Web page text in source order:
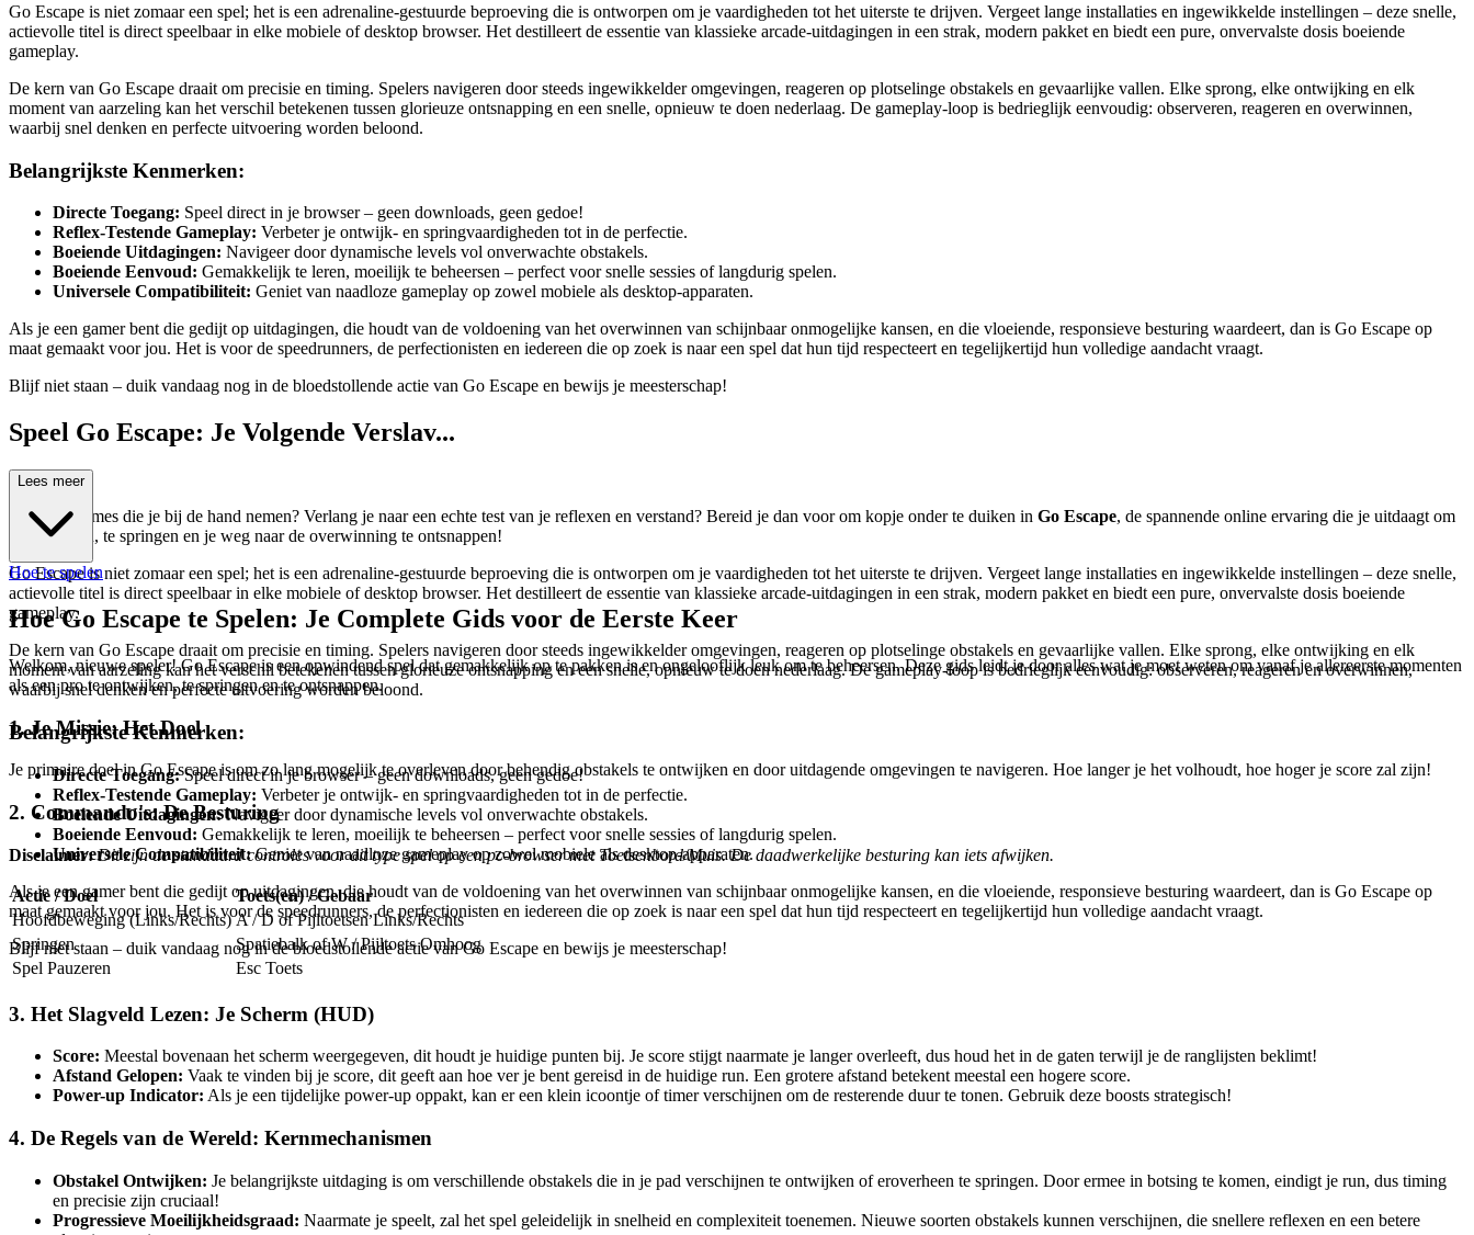
Go Escape is niet zomaar een spel; het is een adrenaline-gestuurde beproeving die is ontworpen om je vaardigheden tot het uiterste te drijven. Vergeet lange installaties en ingewikkelde instellingen – deze snelle,
actievolle titel is direct speelbaar in elke mobiele of desktop browser. Het destilleert de essentie van klassieke arcade-uitdagingen in een strak, modern pakket en biedt een pure, onvervalste dosis boeiende
gameplay.
De kern van Go Escape draait om precisie en timing. Spelers navigeren door steeds ingewikkelder omgevingen, reageren op plotselinge obstakels en gevaarlijke vallen. Elke sprong, elke ontwijking en elk
moment van aarzeling kan het verschil betekenen tussen glorieuze ontsnapping en een snelle, opnieuw te doen nederlaag. De gameplay-loop is bedrieglijk eenvoudig: observeren, reageren en overwinnen,
waarbij snel denken en perfecte uitvoering worden beloond.
Belangrijkste Kenmerken:
Directe Toegang: Speel direct in je browser – geen downloads, geen gedoe!
Reflex-Testende Gameplay: Verbeter je ontwijk- en springvaardigheden tot in de perfectie.
Boeiende Uitdagingen: Navigeer door dynamische levels vol onverwachte obstakels.
Boeiende Eenvoud: Gemakkelijk te leren, moeilijk te beheersen – perfect voor snelle sessies of langdurig spelen.
Universele Compatibiliteit: Geniet van naadloze gameplay op zowel mobiele als desktop-apparaten.
Als je een gamer bent die gedijt op uitdagingen, die houdt van de voldoening van het overwinnen van schijnbaar onmogelijke kansen, en die vloeiende, responsieve besturing waardeert, dan is Go Escape op
maat gemaakt voor jou. Het is voor de speedrunners, de perfectionisten en iedereen die op zoek is naar een spel dat hun tijd respecteert en tegelijkertijd hun volledige aandacht vraagt.
Blijf niet staan – duik vandaag nog in de bloedstollende actie van Go Escape en bewijs je meesterschap!
Speel Go Escape: Je Volgende Verslav...
ing Wacht!
Moe van games die je bij de hand nemen? Verlang je naar een echte test van je reflexen en verstand? Bereid je dan voor om kopje onder te duiken in Go Escape, de spannende online ervaring die je uitdaagt om
te ontwijken, te springen en je weg naar de overwinning te ontsnappen!
Go Escape is niet zomaar een spel; het is een adrenaline-gestuurde beproeving die is ontworpen om je vaardigheden tot het uiterste te drijven. Vergeet lange installaties en ingewikkelde instellingen – deze snelle,
actievolle titel is direct speelbaar in elke mobiele of desktop browser. Het destilleert de essentie van klassieke arcade-uitdagingen in een strak, modern pakket en biedt een pure, onvervalste dosis boeiende
gameplay.
De kern van Go Escape draait om precisie en timing. Spelers navigeren door steeds ingewikkelder omgevingen, reageren op plotselinge obstakels en gevaarlijke vallen. Elke sprong, elke ontwijking en elk
moment van aarzeling kan het verschil betekenen tussen glorieuze ontsnapping en een snelle, opnieuw te doen nederlaag. De gameplay-loop is bedrieglijk eenvoudig: observeren, reageren en overwinnen,
waarbij snel denken en perfecte uitvoering worden beloond.
Belangrijkste Kenmerken:
Directe Toegang:Speel direct in je browser – geen downloads, geen gedoe!
Reflex-Testende Gameplay: Verbeter je ontwijk- en springvaardigheden tot in de perfectie.
Boeiende Uitdagingen:Navigeer door dynamische levels vol onverwachte obstakels.
Boeiende Eenvoud: Gemakkelijk te leren, moeilijk te beheersen – perfect voor snelle sessies of langdurig spelen.
Universele Compatibiliteit:Geniet van naadloze gameplay op zowel mobiele als desktop-apparaten.
Als je een gamer bent die gedijt op uitdagingen, die houdt van de voldoening van het overwinnen van schijnbaar onmogelijke kansen, en die vloeiende, responsieve besturing waardeert, dan is Go Escape op
maat gemaakt voor jou. Het is voor de speedrunners, de perfectionisten en iedereen die op zoek is naar een spel dat hun tijd respecteert en tegelijkertijd hun volledige aandacht vraagt.
Blijf niet staan – duik vandaag nog in de bloedstollende actie van Go Escape en bewijs je meesterschap!
Lees meer
Hoe te spelen
Hoe Go Escape te Spelen: Je Complete Gids voor de Eerste Keer
Welkom, nieuwe speler! Go Escape is een opwindend spel dat gemakkelijk op te pakken is en ongelooflijk leuk om te beheersen. Deze gids leidt je door alles wat je moet weten om vanaf je allereerste momenten
als een pro te ontwijken, te springen en te ontsnappen.
1. Je Missie: Het Doel
Je primaire doel in Go Escape is om zo lang mogelijk te overleven door behendig obstakels te ontwijken en door uitdagende omgevingen te navigeren. Hoe langer je het volhoudt, hoe hoger je score zal zijn!
2. Commando's: De Besturing
Disclaimer: Dit zijn de standaard controles voor dit type spel op een pc-browser met Toetsenbord/Muis. De daadwerkelijke besturing kan iets afwijken.
Actie / Doel
Toets(en) / Gebaar
Hoofdbeweging (Links/Rechts) A / D of Pijltoetsen Links/Rechts
Springen
Spatiebalk of W / Pijltoets Omhoog
Spel Pauzeren
Esc Toets
3. Het Slagveld Lezen: Je Scherm (HUD)
Score: Meestal bovenaan het scherm weergegeven, dit houdt je huidige punten bij. Je score stijgt naarmate je langer overleeft, dus houd het in de gaten terwijl je de ranglijsten beklimt!
Afstand Gelopen: Vaak te vinden bij je score, dit geeft aan hoe ver je bent gereisd in de huidige run. Een grotere afstand betekent meestal een hogere score.
Power-up Indicator: Als je een tijdelijke power-up oppakt, kan er een klein icoontje of timer verschijnen om de resterende duur te tonen. Gebruik deze boosts strategisch!
4. De Regels van de Wereld: Kernmechanismen
Obstakel Ontwijken: Je belangrijkste uitdaging is om verschillende obstakels die in je pad verschijnen te ontwijken of eroverheen te springen. Door ermee in botsing te komen, eindigt je run, dus timing
en precisie zijn cruciaal!
Progressieve Moeilijkheidsgraad: Naarmate je speelt, zal het spel geleidelijk in snelheid en complexiteit toenemen. Nieuwe soorten obstakels kunnen verschijnen, die snellere reflexen en een betere